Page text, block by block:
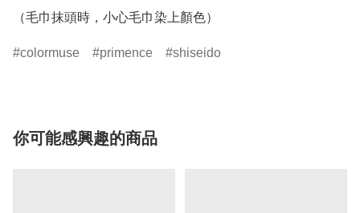
colormuse primence shiseido
你可能感興趣的商品